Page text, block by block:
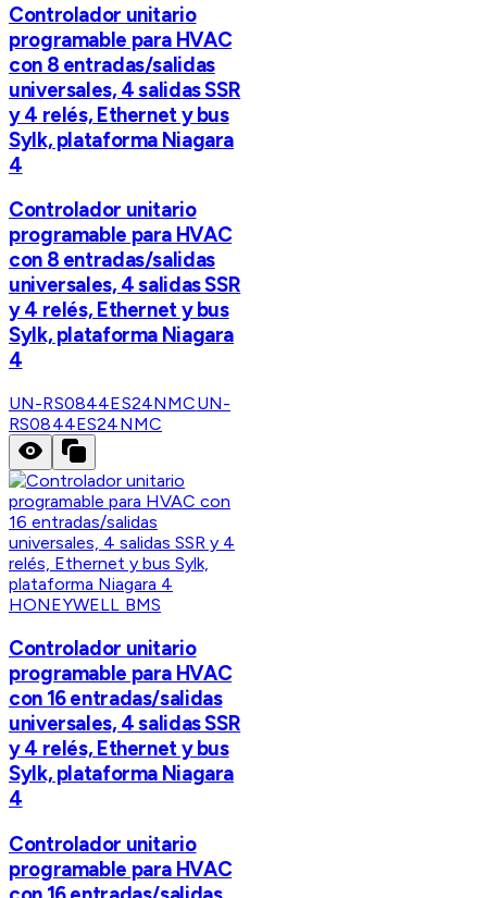
Controlador unitario
programable para HVAC
con 8 entradas/salidas
universales, 4 salidas SSR
y 4 relés, Ethernet y bus
Sylk, plataforma Niagara
4
Controlador unitario
programable para HVAC
con 8 entradas/salidas
universales, 4 salidas SSR
y 4 relés, Ethernet y bus
Sylk, plataforma Niagara
4
UN-RS0844ES24NMCUN-
RS0844ES24NMC
HONEYWELL BMS
Controlador unitario
programable para HVAC
con 16 entradas/salidas
universales, 4 salidas SSR
y 4 relés, Ethernet y bus
Sylk, plataforma Niagara
4
Controlador unitario
programable para HVAC